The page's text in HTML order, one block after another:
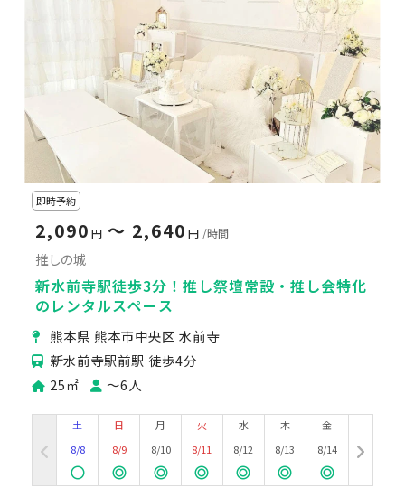
即時予約
2,090 円 〜 2,640 円 /時間
推しの城
新水前寺駅徒歩3分！推し祭壇常設・推し会特化
のレンタルスペース
熊本県 熊本市中央区 水前寺
新水前寺駅前駅 徒歩4分
25㎡
〜6人
土
8/8
日
8/9
月
8/10
火
8/11
水
8/12
木
8/13
金
8/14